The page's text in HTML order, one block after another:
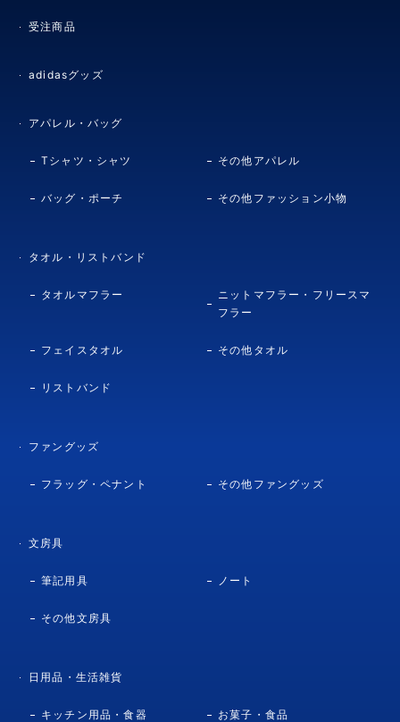
受注商品
adidasグッズ
アパレル・バッグ
Tシャツ・シャツ その他アパレル
バッグ・ポーチ その他ファッション小物
タオル・リストバンド
タオルマフラー
ニットマフラー・フリースマ
フラー
フェイスタオル その他タオル
リストバンド
ファングッズ
フラッグ・ペナント その他ファングッズ
文房具
筆記用具 ノート
その他文房具
日用品・生活雑貨
キッチン用品・食器 お菓子・食品